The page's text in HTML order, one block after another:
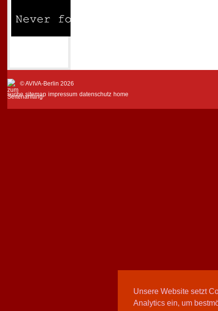
Unsere Website setzt
Analytics ein, um
© AVIVA-Berlin 2026
suche sitemap impressum datenschutz home